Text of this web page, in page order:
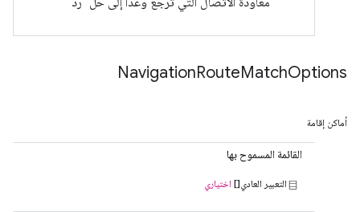
NavigationRouteMatchOptions
أماكن إقامة
القائمة المسموح بها
التعبير العادي[] اختياري